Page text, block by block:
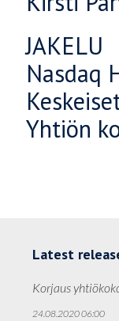
JAKELU
Nasdaq
Yhtiön
Latest
Korjaus
24.08.2020 06:00